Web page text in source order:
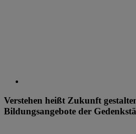
Verstehen heißt Zukunft
Bildungsangebote der